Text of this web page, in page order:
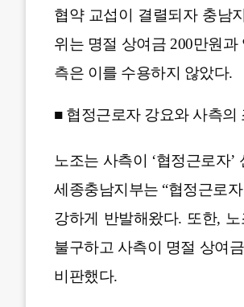
협약 교섭이 결렬되자 충남
위는 명절 상여금 200만원
측은 이를 수용하지 않았다.
■ 협정근로자 강요와 사측의
노조는 사측이 ‘협정근로자
세종충남지부는 “협정근로
강하게 반발해왔다. 또한,
불구하고 사측이 명절 상여
비판했다.